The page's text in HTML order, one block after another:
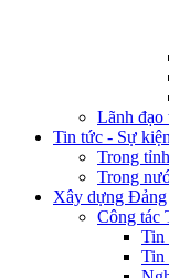
Lãnh đạo
Tin tức - Sự kiện
Trong tỉnh
Trong
Xây dựng Đảng
Công tác
Tin
Tin